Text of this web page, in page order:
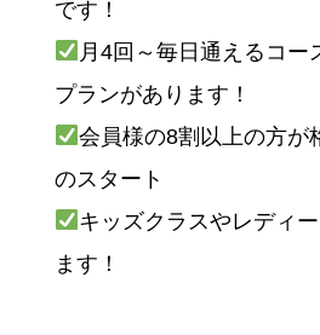
です！
月4回～毎日通えるコー
プランがあります！
会員様の8割以上の方が
のスタート
キッズクラスやレディ
ます！